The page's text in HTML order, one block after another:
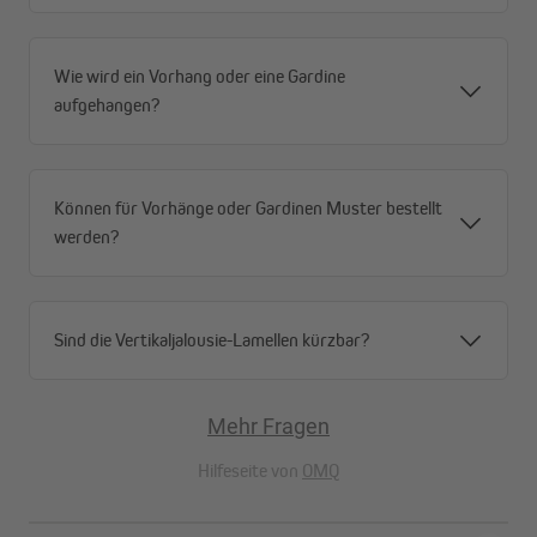
Blickdicht und stilvoll
Mit den Home Wohnideen Leinen-Strukturvorhängen ist dein
Wie wird ein Vorhang oder eine Gardine
aufgehangen?
Können für Vorhänge oder Gardinen Muster bestellt
werden?
Sind die Vertikaljalousie-Lamellen kürzbar?
Mehr Fragen
Hilfeseite von OMQ